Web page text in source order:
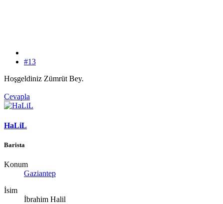
#13
Hoşgeldiniz Zümrüt Bey.
Cevapla
HaLiL
Barista
Konum
Gaziantep
İsim
İbrahim Halil